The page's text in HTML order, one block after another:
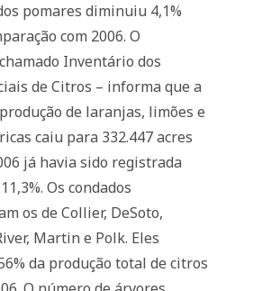
pomares diminuiu 4,1%
com 2006. O
Inventário dos
de Citros – informa que a
de laranjas, limões e
caiu para 332.447 acres
já havia sido registrada
Os condados
os de Collier, DeSoto,
Martin e Polk. Eles
da produção total de citros